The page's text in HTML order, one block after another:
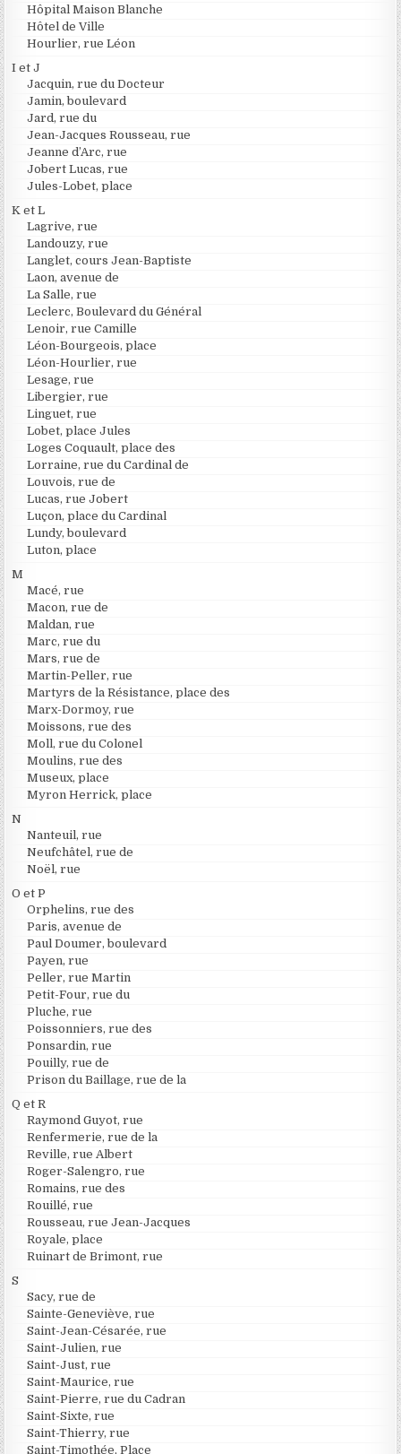
Hôpital Maison Blanche
Hôtel de Ville
Hourlier, rue Léon
I et J
Jacquin, rue du Docteur
Jamin, boulevard
Jard, rue du
Jean-Jacques Rousseau, rue
Jeanne d’Arc, rue
Jobert Lucas, rue
Jules-Lobet, place
K et L
Lagrive, rue
Landouzy, rue
Langlet, cours Jean-Baptiste
Laon, avenue de
La Salle, rue
Leclerc, Boulevard du Général
Lenoir, rue Camille
Léon-Bourgeois, place
Léon-Hourlier, rue
Lesage, rue
Libergier, rue
Linguet, rue
Lobet, place Jules
Loges Coquault, place des
Lorraine, rue du Cardinal de
Louvois, rue de
Lucas, rue Jobert
Luçon, place du Cardinal
Lundy, boulevard
Luton, place
M
Macé, rue
Macon, rue de
Maldan, rue
Marc, rue du
Mars, rue de
Martin-Peller, rue
Martyrs de la Résistance, place des
Marx-Dormoy, rue
Moissons, rue des
Moll, rue du Colonel
Moulins, rue des
Museux, place
Myron Herrick, place
N
Nanteuil, rue
Neufchâtel, rue de
Noël, rue
O et P
Orphelins, rue des
Paris, avenue de
Paul Doumer, boulevard
Payen, rue
Peller, rue Martin
Petit-Four, rue du
Pluche, rue
Poissonniers, rue des
Ponsardin, rue
Pouilly, rue de
Prison du Baillage, rue de la
Q et R
Raymond Guyot, rue
Renfermerie, rue de la
Reville, rue Albert
Roger-Salengro, rue
Romains, rue des
Rouillé, rue
Rousseau, rue Jean-Jacques
Royale, place
Ruinart de Brimont, rue
S
Sacy, rue de
Sainte-Geneviève, rue
Saint-Jean-Césarée, rue
Saint-Julien, rue
Saint-Just, rue
Saint-Maurice, rue
Saint-Pierre, rue du Cadran
Saint-Sixte, rue
Saint-Thierry, rue
Saint-Timothée, Place